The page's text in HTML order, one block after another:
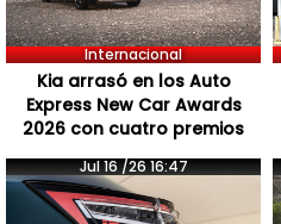
Internacional
Kia arrasó en los Auto
Express New Car Awards
2026 con cuatro premios
Jul 16 /26 16:47